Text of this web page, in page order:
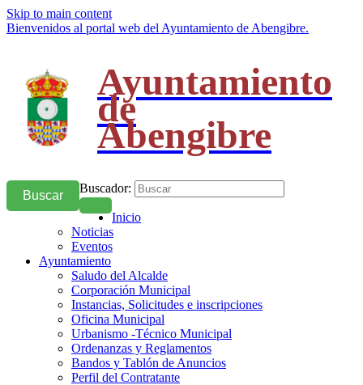
Skip to main content
Bienvenidos al portal web del Ayuntamiento de Abengibre.
Ayuntamiento
de
Abengibre
Buscador:
Buscar
Inicio
Noticias
Eventos
Ayuntamiento
Saludo del Alcalde
Corporación Municipal
Instancias, Solicitudes e inscripciones
Oficina Municipal
Urbanismo -Técnico Municipal
Ordenanzas y Reglamentos
Bandos y Tablón de Anuncios
Perfil del Contratante